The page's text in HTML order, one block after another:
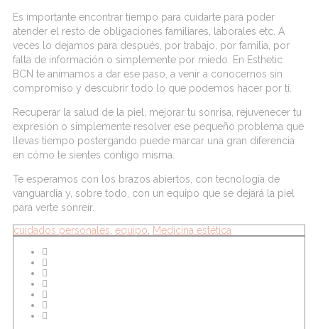
Es importante encontrar tiempo para cuidarte para poder
atender el resto de obligaciones familiares, laborales etc. A
veces lo dejamos para después, por trabajo, por familia, por
falta de información o simplemente por miedo. En Esthetic
BCN te animamos a dar ese paso, a venir a conocernos sin
compromiso y descubrir todo lo que podemos hacer por ti.
Recuperar la salud de la piel, mejorar tu sonrisa, rejuvenecer tu
expresión o simplemente resolver ese pequeño problema que
llevas tiempo postergando puede marcar una gran diferencia
en cómo te sientes contigo misma.
Te esperamos con los brazos abiertos, con tecnología de
vanguardia y, sobre todo, con un equipo que se dejará la piel
para verte sonreír.
cuidados personales equipo Medicina estética